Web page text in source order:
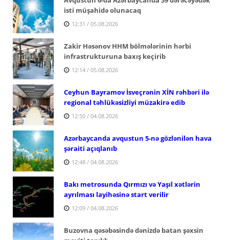
isti müşahidə olunacaq
12:31 / 05.08.2026
Zakir Həsənov HHM bölmələrinin hərbi
infrastrukturuna baxış keçirib
12:14 / 05.08.2026
Ceyhun Bayramov İsveçrənin XİN rəhbəri ilə
regional təhlükəsizliyi müzakirə edib
12:50 / 04.08.2026
Azərbaycanda avqustun 5-nə gözlənilən hava
şəraiti açıqlanıb
12:48 / 04.08.2026
Bakı metrosunda Qırmızı və Yaşıl xətlərin
ayrılması layihəsinə start verilir
12:09 / 04.08.2026
Buzovna qəsəbəsində dənizdə batan şəxsin